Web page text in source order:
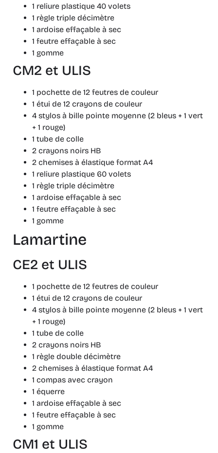
1 reliure plastique 40 volets
1 règle triple décimètre
1 ardoise effaçable à sec
1 feutre effaçable à sec
1 gomme
CM2 et ULIS
1 pochette de 12 feutres de couleur
1 étui de 12 crayons de couleur
4 stylos à bille pointe moyenne (2 bleus + 1 vert
+ 1 rouge)
1 tube de colle
2 crayons noirs HB
2 chemises à élastique format A4
1 reliure plastique 60 volets
1 règle triple décimètre
1 ardoise effaçable à sec
1 feutre effaçable à sec
1 gomme
Lamartine
CE2 et ULIS
1 pochette de 12 feutres de couleur
1 étui de 12 crayons de couleur
4 stylos à bille pointe moyenne (2 bleus + 1 vert
+ 1 rouge)
1 tube de colle
2 crayons noirs HB
1 règle double décimètre
2 chemises à élastique format A4
1 compas avec crayon
1 équerre
1 ardoise effaçable à sec
1 feutre effaçable à sec
1 gomme
CM1 et ULIS